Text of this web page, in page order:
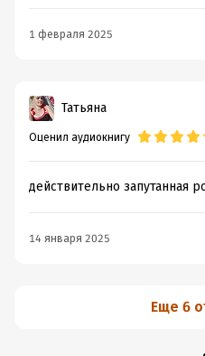
1 февраля 2025
Татьяна
Оценил аудиокнигу
действительно запутанная
14 января 2025
Еще 6